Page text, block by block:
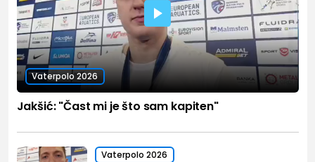
Vaterpolo 2026
Jakšić: "Čast mi je što sam kapiten"
Vaterpolo 2026